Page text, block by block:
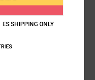
/5 Talla: Talla perfecta
ES SHIPPING ONLY